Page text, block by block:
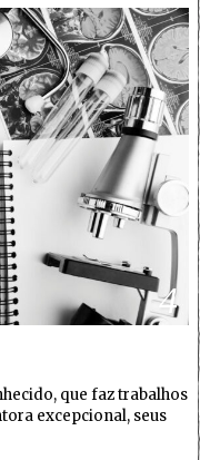
4
que faz trabalhos
excepcional, seus